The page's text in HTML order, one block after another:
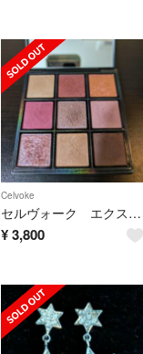
Celvoke
セルヴォーク エクスプレッシブ アイズ EX02
¥3,800